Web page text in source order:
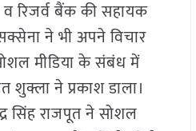
व रिजर्व बैंक की सहायक
ने भी अपने विचार
मीडिया के संबंध में
शुक्ला ने प्रकाश डाला।
सिंह राजपूत ने सोशल